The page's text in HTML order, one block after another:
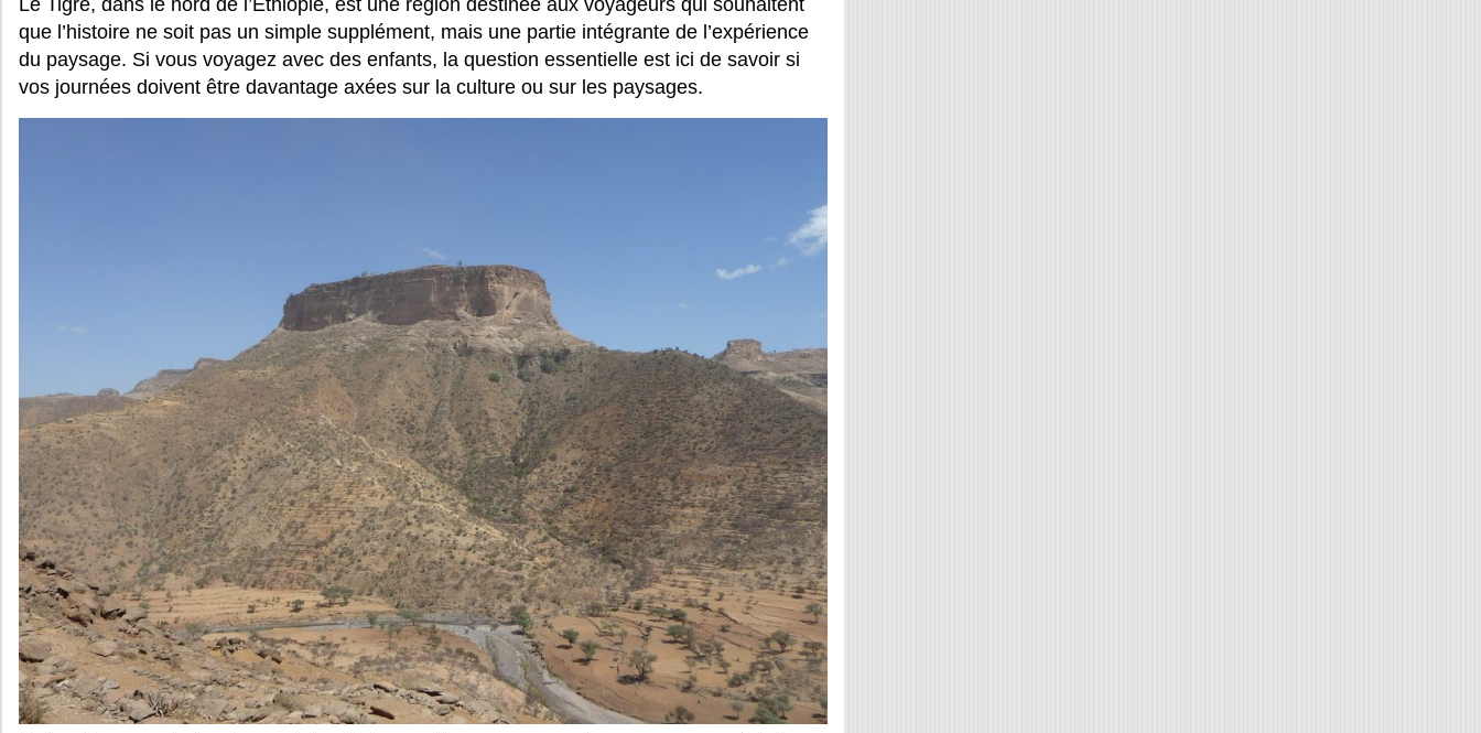
Le Tigré, dans le nord de l’Éthiopie, est une région destinée aux voyageurs qui souhaitent
que l’histoire ne soit pas un simple supplément, mais une partie intégrante de l’expérience
du paysage. Si vous voyagez avec des enfants, la question essentielle est ici de savoir si
vos journées doivent être davantage axées sur la culture ou sur les paysages.